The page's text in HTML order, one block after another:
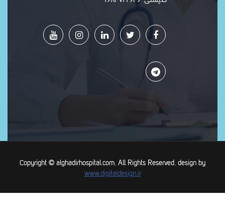
Copyright © alghadirhospital.com. All Rights Reserved. design by
www.digitaldesign.ir